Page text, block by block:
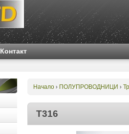
Контакт
Начало› ПОЛУПРОВОДНИЦИ ›
T316